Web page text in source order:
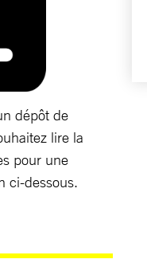
dépôt de
lire la
pour une
ci-dessous.